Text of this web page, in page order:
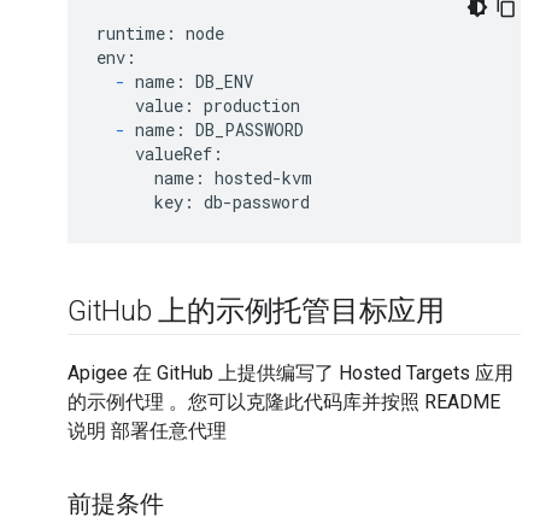
runtime: node
env:
- name: DB_ENV
    value: production
- name: DB_PASSWORD
    valueRef:
      name: hosted-kvm
      key: db-password
GitHub 上的示例托管目标应用
Apigee 在 GitHub 上提供编写了 Hosted Targets 应用
的示例代理 。您可以克隆此代码库并按照 README
说明 部署任意代理
前提条件